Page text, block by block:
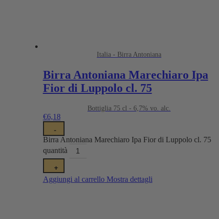
Italia - Birra Antoniana
Birra Antoniana Marechiaro Ipa
Fior di Luppolo cl. 75
Bottiglia 75 cl - 6,7% vo. alc.
€6,18
-
Birra Antoniana Marechiaro Ipa Fior di Luppolo cl. 75
quantità
+
Aggiungi al carrelloMostra dettagli